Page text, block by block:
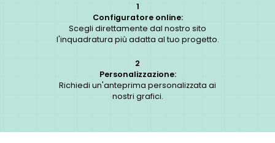
1
Configuratore online:
Scegli direttamente dal nostro sito
l'inquadratura più adatta al tuo progetto.
2
Personalizzazione:
Richiedi un'anteprima personalizzata ai
nostri grafici.